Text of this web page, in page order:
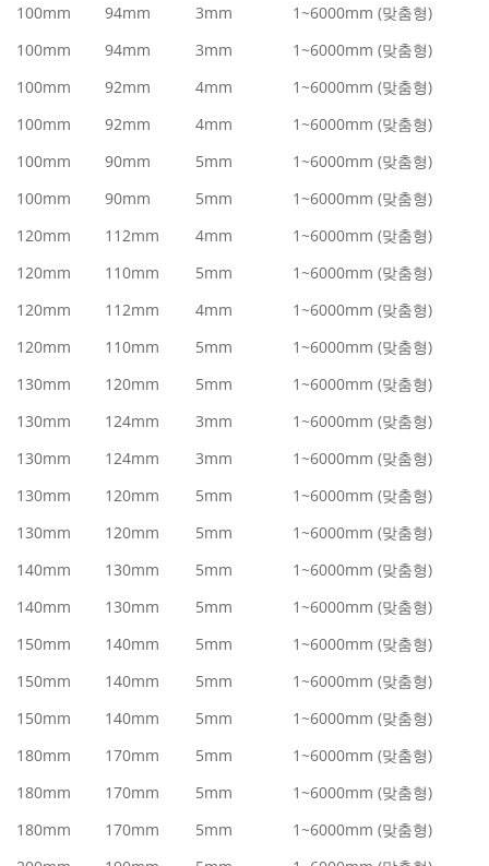
100mm
94mm 3mm
1~6000mm (맞춤형)
100mm
94mm 3mm
1~6000mm (맞춤형)
100mm
92mm 4mm
1~6000mm (맞춤형)
100mm
92mm 4mm
1~6000mm (맞춤형)
100mm
90mm 5mm
1~6000mm (맞춤형)
100mm
90mm 5mm
1~6000mm (맞춤형)
120mm
112mm 4mm
1~6000mm (맞춤형)
120mm
110mm 5mm
1~6000mm (맞춤형)
120mm
112mm 4mm
1~6000mm (맞춤형)
120mm
110mm 5mm
1~6000mm (맞춤형)
130mm
120mm 5mm
1~6000mm (맞춤형)
130mm
124mm 3mm
1~6000mm (맞춤형)
130mm
124mm 3mm
1~6000mm (맞춤형)
130mm
120mm 5mm
1~6000mm (맞춤형)
130mm
120mm 5mm
1~6000mm (맞춤형)
140mm
130mm 5mm
1~6000mm (맞춤형)
140mm
130mm 5mm
1~6000mm (맞춤형)
150mm
140mm 5mm
1~6000mm (맞춤형)
150mm
140mm 5mm
1~6000mm (맞춤형)
150mm
140mm 5mm
1~6000mm (맞춤형)
180mm
170mm 5mm
1~6000mm (맞춤형)
180mm
170mm 5mm
1~6000mm (맞춤형)
180mm
170mm 5mm
1~6000mm (맞춤형)